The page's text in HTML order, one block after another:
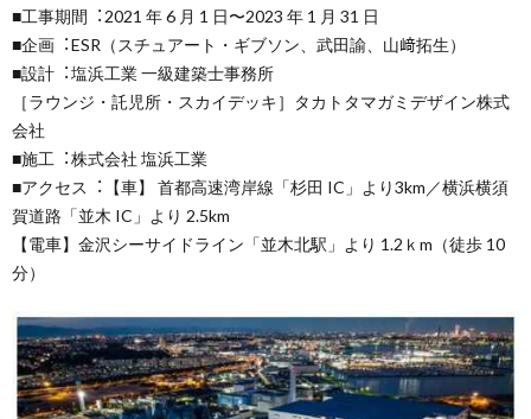
■⼯事期間︓2021 年 6 ⽉ 1 ⽇〜2023 年 1 ⽉ 31 ⽇
■企画︓ESR（スチュアート・ギブソン、武⽥諭、⼭﨑拓⽣）
■設計︓塩浜⼯業 ⼀級建築⼠事務所
［ラウンジ・託児所・スカイデッキ］タカトタマガミデザイン株式
会社
■施⼯︓株式会社 塩浜⼯業
■アクセス︓【⾞】 ⾸都⾼速湾岸線「杉⽥ IC」より3km／横浜横須
賀道路「並⽊ IC」より 2.5km
【電⾞】⾦沢シーサイドライン「並⽊北駅」より 1.2ｋm（徒歩 10
分）